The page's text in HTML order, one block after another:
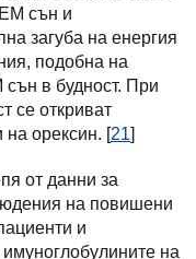
сън и
загуба на енергия
подобна на
в будност. При
се откриват
на орексин. [21]
от данни за
на повишени
и
на